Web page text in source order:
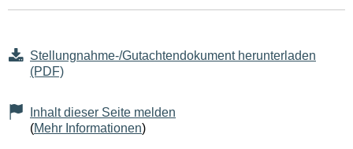
Stellungnahme-/Gutachtendokument herunterladen
(PDF)
Inhalt dieser Seite melden
(Mehr Informationen)